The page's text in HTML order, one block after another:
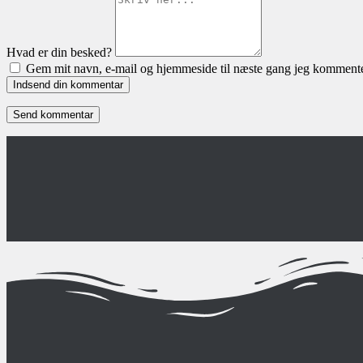
Hvad er din besked?
Gem mit navn, e-mail og hjemmeside til næste gang jeg
Indsend din kommentar